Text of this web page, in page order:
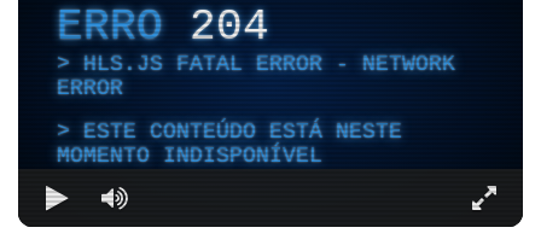
ERRO204
HLS.JS FATAL ERROR - NETWORK
ERROR
ESTE CONTEÚDO ESTÁ NESTE
MOMENTO INDISPONÍVEL